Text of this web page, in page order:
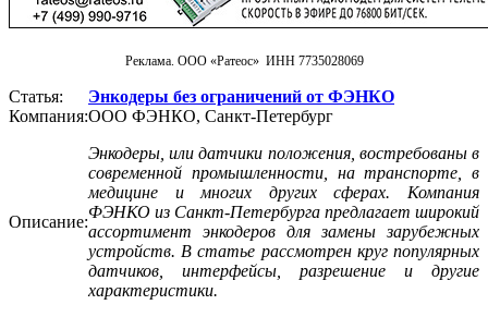
Реклама. ООО «Ратеос» ИНН 7735028069
Статья:
Энкодеры без ограничений от ФЭНКО
Компания:ООО ФЭНКО, Санкт-Петербург
Описание:
Энкодеры, или датчики положения, востребованы в
современной промышленности, на транспорте, в
медицине и многих других сферах. Компания
ФЭНКО из Санкт-Петербурга предлагает широкий
ассортимент энкодеров для замены зарубежных
устройств. В статье рассмотрен круг популярных
датчиков, интерфейсы, разрешение и другие
характеристики.